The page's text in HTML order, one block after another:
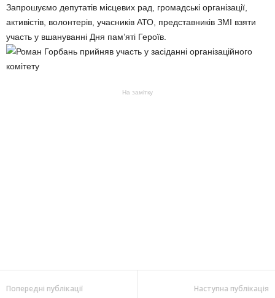
Запрошуємо депутатів місцевих рад, громадські організації,
активістів, волонтерів, учасників АТО, представників ЗМІ взяти
участь у вшануванні Дня пам’яті Героїв.
На замітку
Попередні публікації Наступна публікація